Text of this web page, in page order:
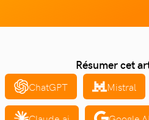
Résumer cet
ChatGPT Mistral